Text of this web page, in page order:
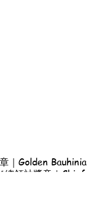
｜Golden Bauhinia
總領袖獎章｜Chief